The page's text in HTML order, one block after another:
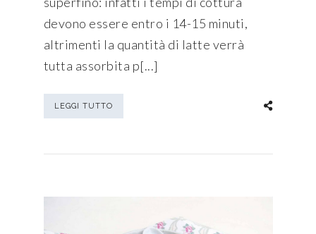
devono essere entro i 14-15 minuti,
altrimenti la quantità di latte verrà
tutta assorbita p[...]
LEGGI TUTTO